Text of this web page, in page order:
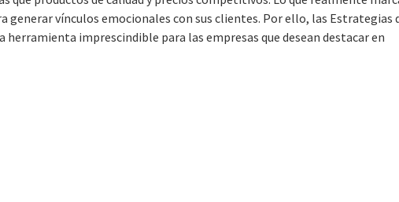
generar vínculos emocionales con sus clientes. Por ello, las Estrategias
imprescindible para las empresas que desean destacar en